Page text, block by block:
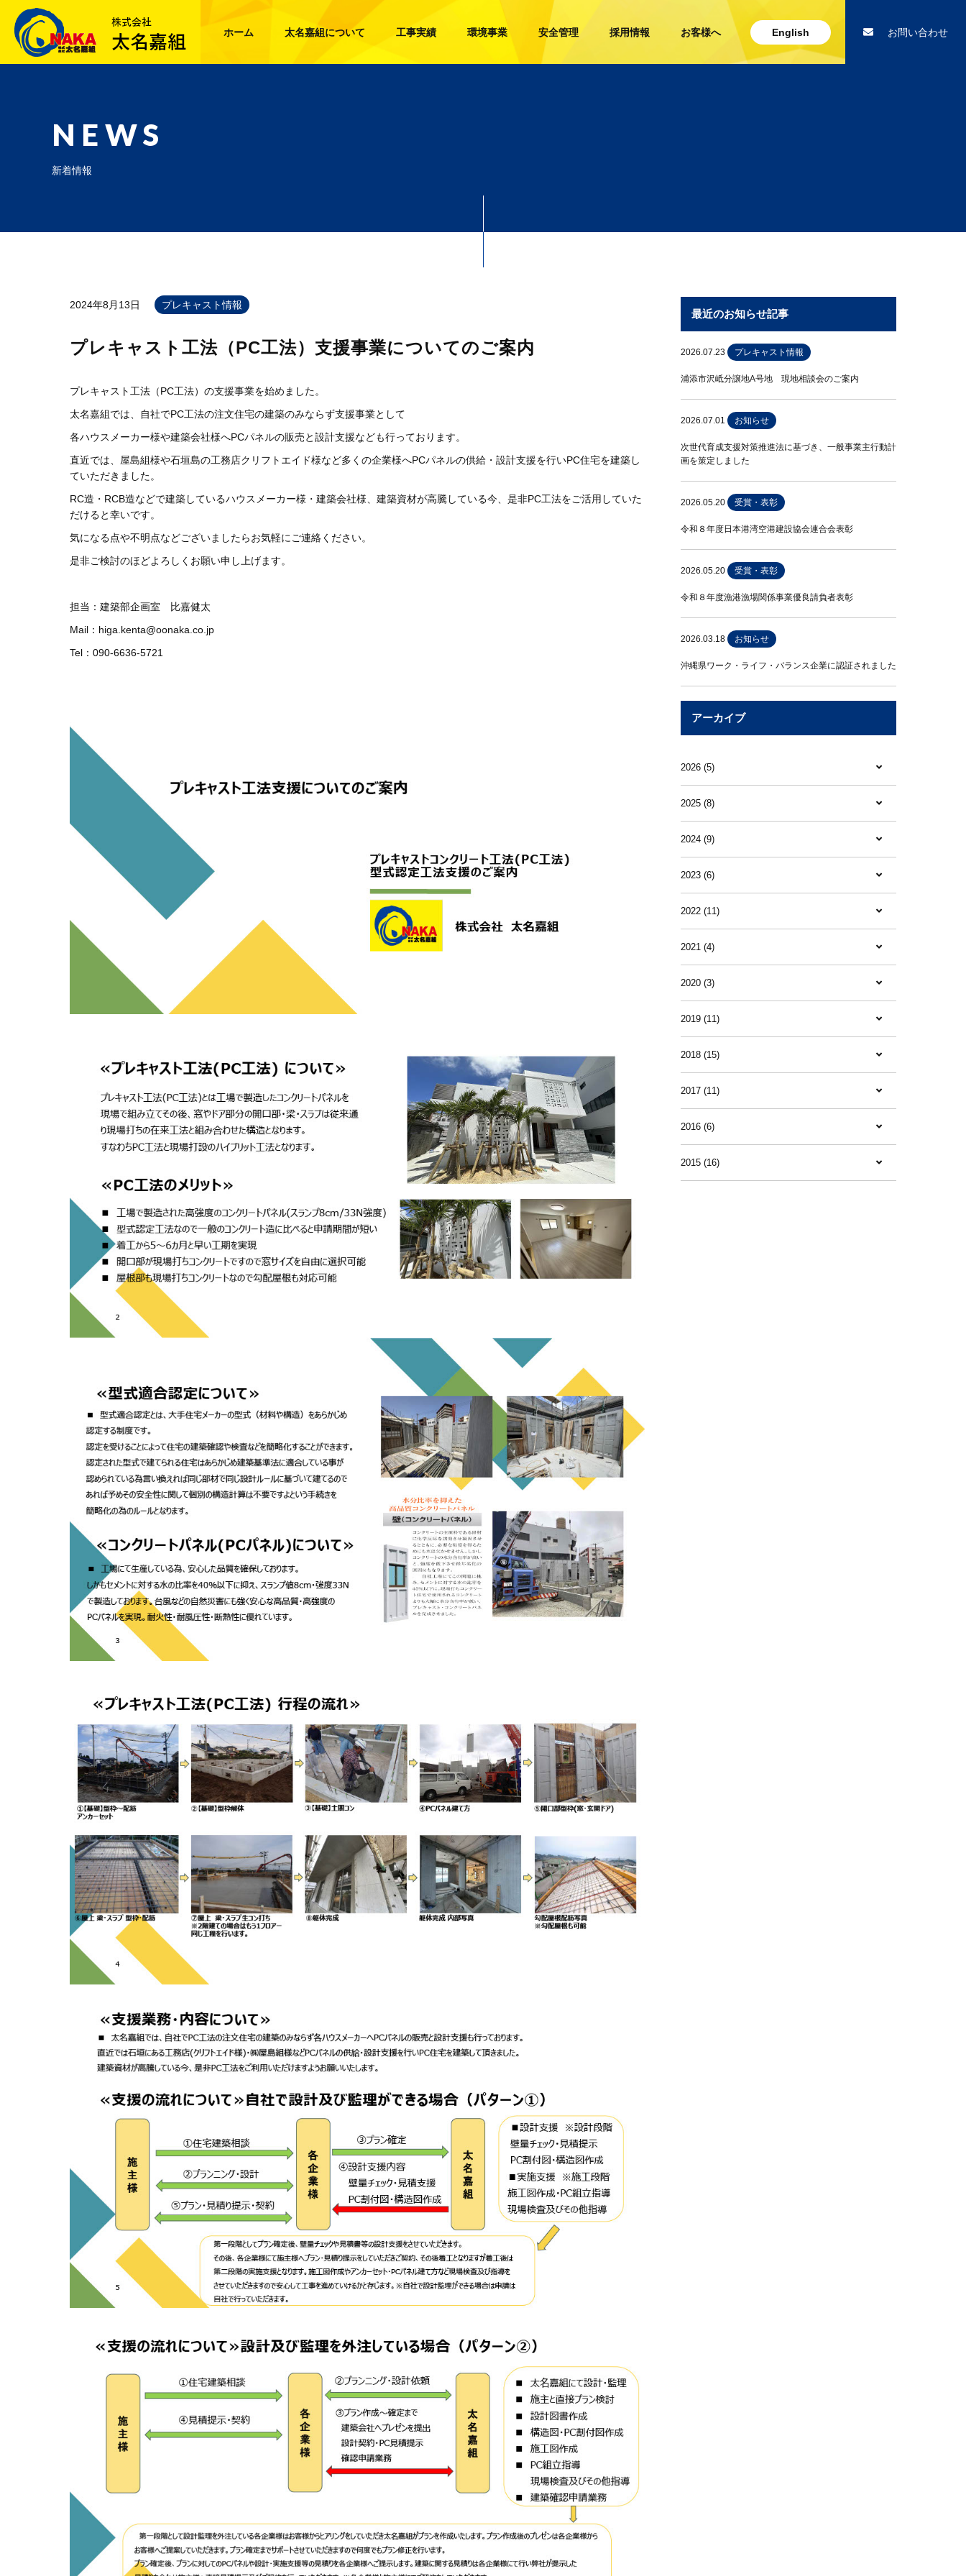
ホーム 太名嘉組について 工事実績 環境事業 安全管理 採用情報 お客様へ English お問い合わせ
NEWS
新着情報
2024年8月13日 プレキャスト情報
プレキャスト工法（PC工法）支援事業についてのご案内
プレキャスト工法（PC工法）の支援事業を始めました。
太名嘉組では、自社でPC工法の注文住宅の建築のみならず支援事業として
各ハウスメーカー様や建築会社様へPCパネルの販売と設計支援なども行っております。
直近では、屋島組様や石垣島の工務店クリフトエイド様など多くの企業様へPCパネルの供給・設計支援を行いPC住宅を建築し
ていただきました。
RC造・RCB造などで建築しているハウスメーカー様・建築会社様、建築資材が高騰している今、是非PC工法をご活用していた
だけると幸いです。
気になる点や不明点などございましたらお気軽にご連絡ください。
是非ご検討のほどよろしくお願い申し上げます。
担当：建築部企画室 比嘉健太
Mail：higa.kenta@oonaka.co.jp
Tel：090-6636-5721
最近のお知らせ記事
2026.07.23 プレキャスト情報
浦添市沢岻分譲地A号地 現地相談会のご案内
2026.07.01 お知らせ
次世代育成支援対策推進法に基づき、一般事業主行動計
画を策定しました
2026.05.20 受賞・表彰
令和８年度日本港湾空港建設協会連合会表彰
2026.05.20 受賞・表彰
令和８年度漁港漁場関係事業優良請負者表彰
2026.03.18 お知らせ
沖縄県ワーク・ライフ・バランス企業に認証されました
アーカイブ
2026 (5)
2025 (8)
2024 (9)
2023 (6)
2022 (11)
2021 (4)
2020 (3)
2019 (11)
2018 (15)
2017 (11)
2016 (6)
2015 (16)